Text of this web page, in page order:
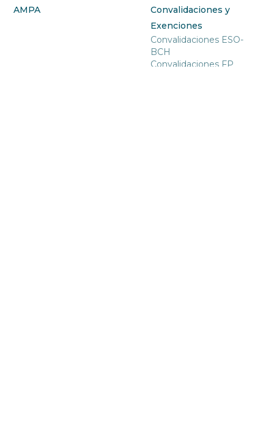
AMPA
Convalidaciones y
Exenciones
Convalidaciones ESO-
BCH
Convalidaciones FP